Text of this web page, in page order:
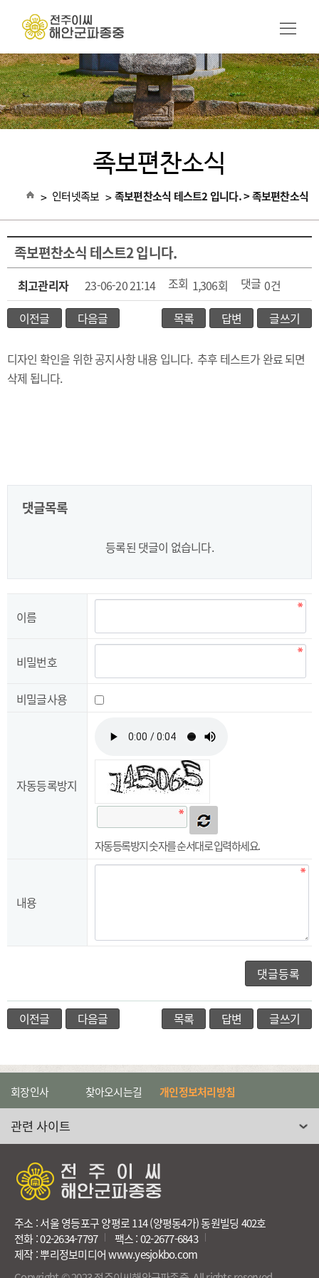
족보편찬소식
> 인터넷족보 > 족보편찬소식 테스트2 입니다. > 족보편찬소식
족보편찬소식 테스트2 입니다.
최고관리자 23-06-20 21:14 조회 1,306회 댓글 0건
이전글
다음글 목록 답변 글쓰기
디자인 확인을 위한 공지사항 내용 입니다. 추후 테스트가 완료 되면
삭제 됩니다.
댓글목록
등록된 댓글이 없습니다.
이름
비밀번호
비밀글사용
자동등록방지
자동등록방지 숫자를 순서대로 입력하세요.
내용
이전글 다음글 목록 답변 글쓰기
회장인사 찾아오시는길 개인정보처리방침
관련 사이트 선택
주소 : 서울 영등포구 양평로 114 (양평동4가) 동원빌딩 402호
전화 : 02-2634-7797
팩스 : 02-2677-6843
제작 : 뿌리정보미디어 www.yesjokbo.com